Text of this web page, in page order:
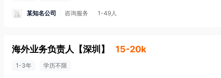
某知名公司 咨询服务 1-49人
海外业务负责人 【深圳 】 15-20k
1-3年 学历不限